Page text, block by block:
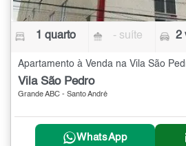
1 quarto - suíte 2
Apartamento à Venda na Vila São
Vila São Pedro
Grande ABC - Santo André
WhatsApp